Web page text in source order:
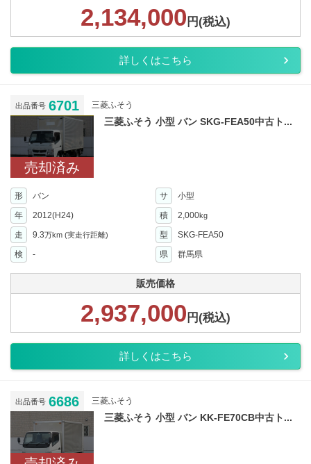
2,134,000 円(税込)
詳しくはこちら
出品番号 6701 三菱ふそう
売却済み
三菱ふそう 小型 バン SKG-FEA50中古ト...
形 バン サ
小型
年
2012(H24) 積 2,000kg
走 9.3万km (実走行距離) 型
SKG-FEA50
検
- 県 群馬県
販売価格
2,937,000 円(税込)
詳しくはこちら
出品番号 6686 三菱ふそう
三菱ふそう 小型 バン KK-FE70CB中古ト...